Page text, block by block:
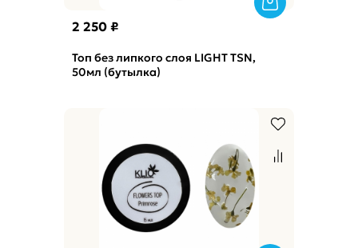
2 250 ₽
Топ без липкого слоя LIGHT TSN,
50мл (бутылка)